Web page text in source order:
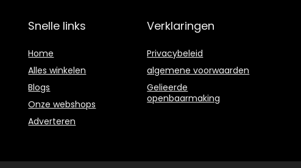
Snelle links
Home
Alles winkelen
Blogs
Onze webshops
Adverteren
Verklaringen
Privacybeleid
algemene voorwaarden
Gelieerde
openbaarmaking